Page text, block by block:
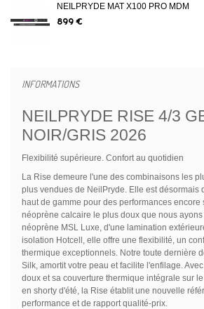
NEILPRYDE MAT X100 PRO MDM
899 €
INFORMATIONS
NEILPRYDE RISE 4/3
NOIR/GRIS 2026
Flexibilité supérieure. Confort au quotidien
La Rise demeure l'une des combinaisons les
plus vendues de NeilPryde. Elle est désormais
haut de gamme pour des performances encore
néoprène calcaire le plus doux que nous
néoprène MSL Luxe, d'une lamination
isolation Hotcell, elle offre une flexibilité, un
thermique exceptionnels. Notre toute dernière
Silk, amortit votre peau et facilite l'enfilage.
doux et sa couverture thermique intégrale sur
en shorty d'été, la Rise établit une nouvelle
performance et de rapport qualité-prix.